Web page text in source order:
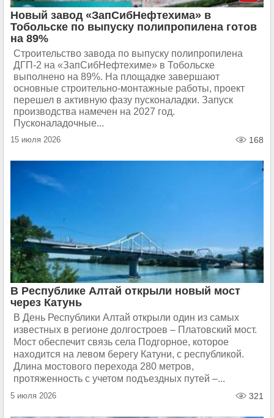
Новый завод «ЗапСибНефтехима» в
Тобольске по выпуску полипропилена готов
на 89%
Строительство завода по выпуску полипропилена
ДГП-2 на «ЗапСибНефтехиме» в Тобольске
выполнено на 89%. На площадке завершают
основные строительно-монтажные работы, проект
перешел в активную фазу пусконаладки. Запуск
производства намечен на 2027 год.
Пусконаладочные...
15 июля 2026 168
В Республике Алтай открыли новый мост
через Катунь
В День Республики Алтай открыли один из самых
известных в регионе долгостроев – Платовский мост.
Мост обеспечит связь села Подгорное, которое
находится на левом берегу Катуни, с республикой.
Длина мостового перехода 280 метров,
протяженность с учетом подъездных путей –...
5 июля 2026 321